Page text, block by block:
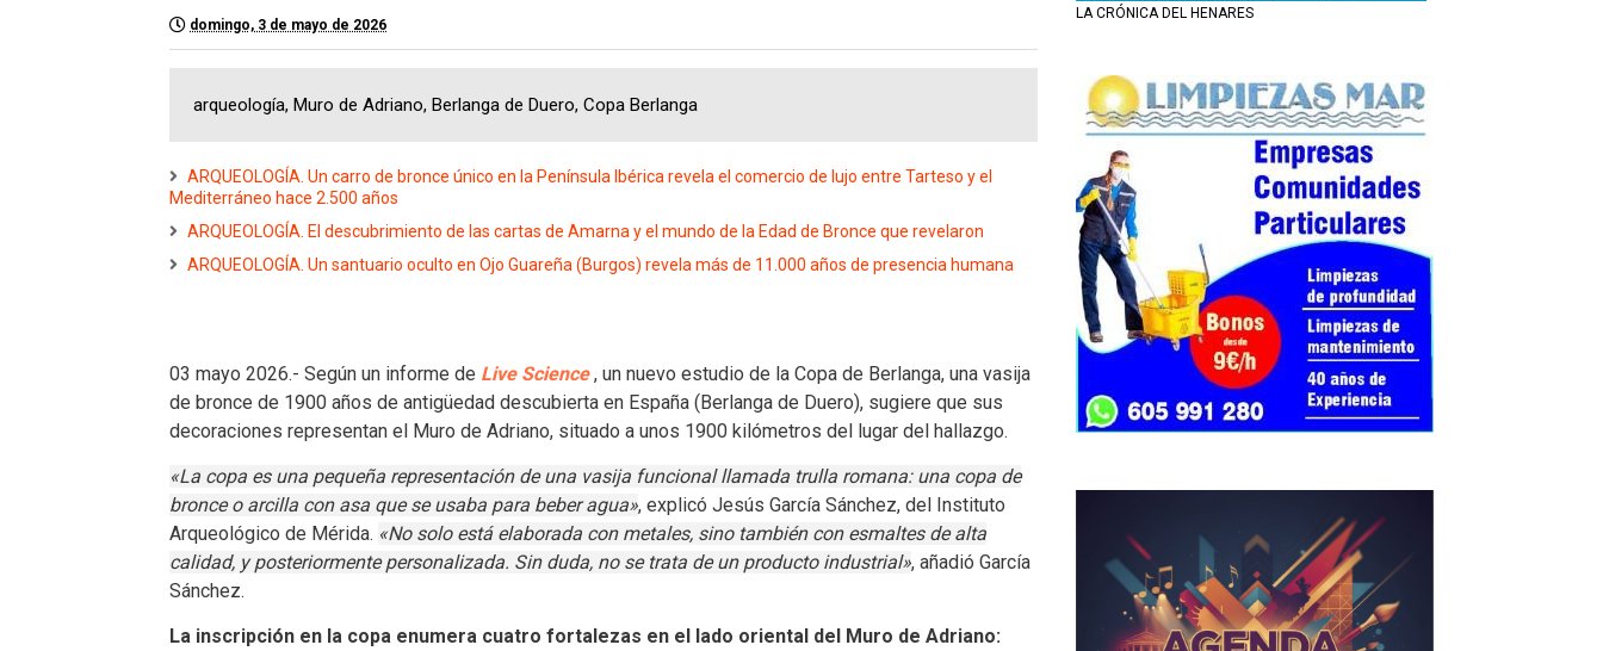
domingo, 3 de mayo de 2026
arqueología, Muro de Adriano, Berlanga de Duero, Copa Berlanga
ARQUEOLOGÍA. Un carro de bronce único en la Península Ibérica revela el comercio de lujo entre Tarteso y el
Mediterráneo hace 2.500 años
ARQUEOLOGÍA. El descubrimiento de las cartas de Amarna y el mundo de la Edad de Bronce que revelaron
ARQUEOLOGÍA. Un santuario oculto en Ojo Guareña (Burgos) revela más de 11.000 años de presencia humana
03 mayo 2026.- Según un informe de Live Science , un nuevo estudio de la Copa de Berlanga, una vasija
de bronce de 1900 años de antigüedad descubierta en España (Berlanga de Duero), sugiere que sus
decoraciones representan el Muro de Adriano, situado a unos 1900 kilómetros del lugar del hallazgo.
«La copa es una pequeña representación de una vasija funcional llamada trulla romana: una copa de
bronce o arcilla con asa que se usaba para beber agua», explicó Jesús García Sánchez, del Instituto
Arqueológico de Mérida. «No solo está elaborada con metales, sino también con esmaltes de alta
calidad, y posteriormente personalizada. Sin duda, no se trata de un producto industrial», añadió García
Sánchez.
La inscripción en la copa enumera cuatro fortalezas en el lado oriental del Muro de Adriano:
LA CRÓNICA DEL HENARES